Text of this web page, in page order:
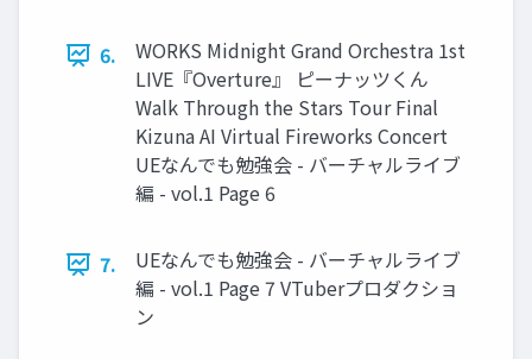
6.
WORKS Midnight Grand Orchestra 1st
LIVE『Overture』 ピーナッツくん
Walk Through the Stars Tour Final
Kizuna AI Virtual Fireworks Concert
UEなんでも勉強会 - バーチャルライブ
編 - vol.1 Page 6
7.
UEなんでも勉強会 - バーチャルライブ
編 - vol.1 Page 7 VTuberプロダクショ
ン